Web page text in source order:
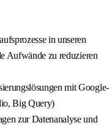
in unseren
Aufwände zu reduzieren
mit Google-
Big Query)
zur Datenanalyse und